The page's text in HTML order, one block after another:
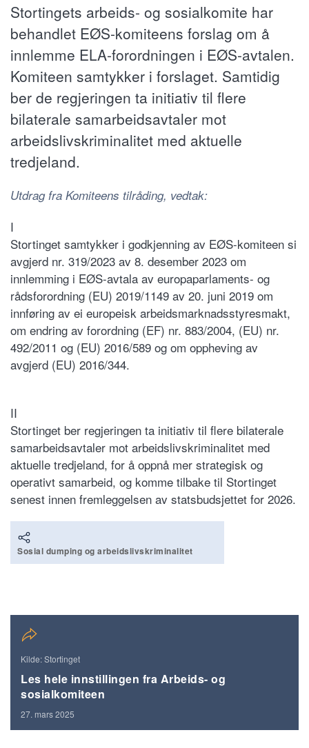
Stortingets arbeids- og sosialkomite har
behandlet EØS-komiteens forslag om å
innlemme ELA-forordningen i EØS-avtalen.
Komiteen samtykker i forslaget. Samtidig
ber de regjeringen ta initiativ til flere
bilaterale samarbeidsavtaler mot
arbeidslivskriminalitet med aktuelle
tredjeland.
Utdrag fra Komiteens tilråding, vedtak:
I
Stortinget samtykker i godkjenning av EØS-komiteen si
avgjerd nr. 319/2023 av 8. desember 2023 om
innlemming i EØS-avtala av europaparlaments- og
rådsforordning (EU) 2019/1149 av 20. juni 2019 om
innføring av ei europeisk arbeidsmarknadsstyresmakt,
om endring av forordning (EF) nr. 883/2004, (EU) nr.
492/2011 og (EU) 2016/589 og om oppheving av
avgjerd (EU) 2016/344.
II
Stortinget ber regjeringen ta initiativ til flere bilaterale
samarbeidsavtaler mot arbeidslivskriminalitet med
aktuelle tredjeland, for å oppnå mer strategisk og
operativt samarbeid, og komme tilbake til Stortinget
senest innen fremleggelsen av statsbudsjettet for 2026.
Sosial dumping og arbeidslivskriminalitet
Kilde: Stortinget
Les hele innstillingen fra Arbeids- og
sosialkomiteen
27. mars 2025